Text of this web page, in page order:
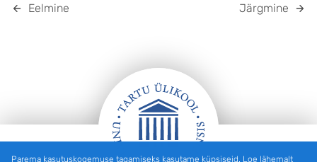
Eelmine Järgmine
Parema kasutuskogemuse tagamiseks kasutame küpsiseid. Loe lähemalt